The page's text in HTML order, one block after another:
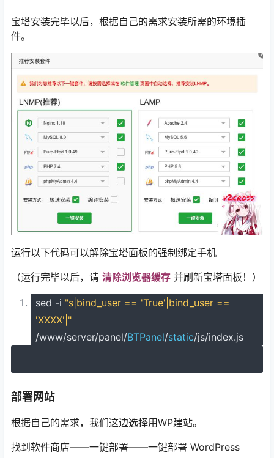
宝塔安装完毕以后，根据自己的需求安装所需的环境插
件。
运行以下代码可以解除宝塔面板的强制绑定手机
（运行完毕以后，请 清除浏览器缓存 并刷新宝塔面板！）
sed -i "s|bind_user == 'True'|bind_user ==
'XXXX'|"
/www/server/panel/BTPanel/static/js/index.js
部署网站
根据自己的需求，我们这边选择用WP建站。
找到软件商店——一键部署——一键部署 WordPress